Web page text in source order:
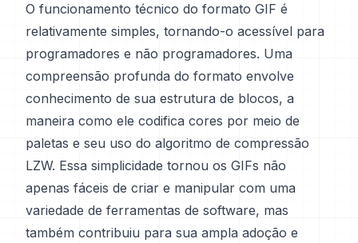
O funcionamento técnico do formato GIF é
relativamente simples, tornando-o acessível para
programadores e não programadores. Uma
compreensão profunda do formato envolve
conhecimento de sua estrutura de blocos, a
maneira como ele codifica cores por meio de
paletas e seu uso do algoritmo de compressão
LZW. Essa simplicidade tornou os GIFs não
apenas fáceis de criar e manipular com uma
variedade de ferramentas de software, mas
também contribuiu para sua ampla adoção e